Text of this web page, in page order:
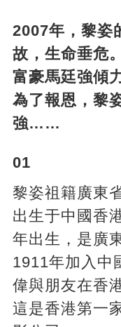
2007年，黎姿
故，生命垂危
富豪馬廷強傾
為了報恩，黎
強……
01
黎姿祖籍廣東
出生于中國香
年出生，是廣
1911年加入中
偉與朋友在香
這是香港第一